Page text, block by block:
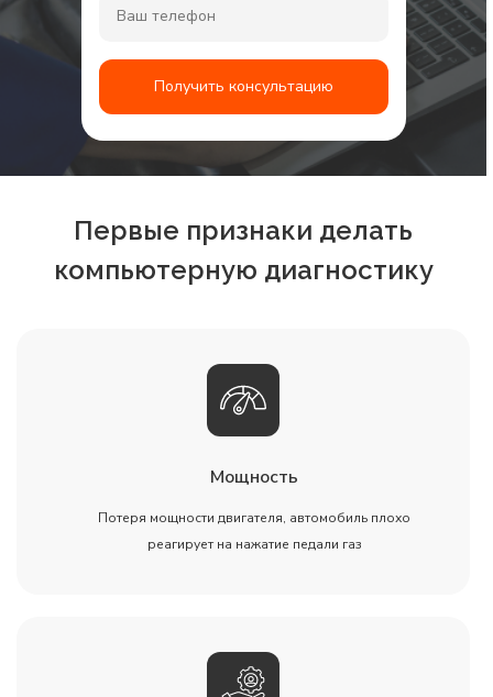
Получить консультацию
Первые признаки делать
компьютерную диагностику
Мощность
Потеря мощности двигателя, автомобиль плохо
реагирует на нажатие педали газ